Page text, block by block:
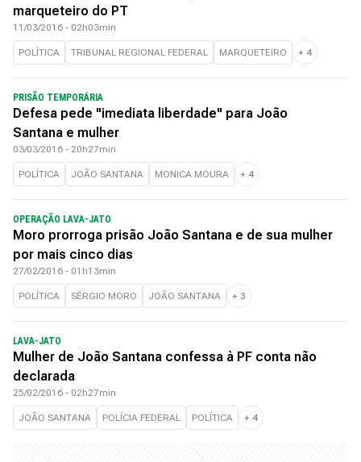
marqueteiro do PT
11/03/2016 - 02h03min
POLÍTICA TRIBUNAL REGIONAL FEDERAL MARQUETEIRO + 4
PRISÃO TEMPORÁRIA
Defesa pede "imediata liberdade" para João
Santana e mulher
03/03/2016 - 20h27min
POLÍTICA JOÃO SANTANA MONICA MOURA + 4
OPERAÇÃO LAVA-JATO
Moro prorroga prisão João Santana e de sua mulher
por mais cinco dias
27/02/2016 - 01h13min
POLÍTICA SÉRGIO MORO JOÃO SANTANA + 3
LAVA-JATO
Mulher de João Santana confessa à PF conta não
declarada
25/02/2016 - 02h27min
JOÃO SANTANA POLÍCIA FEDERAL POLÍTICA + 4